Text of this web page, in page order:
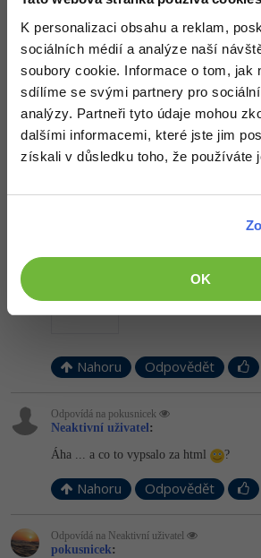
K personalizaci obsahu a reklam,
sociálních médií a analýze naší
soubory cookie. Informace o tom, jak
sdílíme se svými partnery pro
analýzy. Partneři tyto údaje mohou
dalšími informacemi, které jste jim
získali v důsledku toho, že používáte
OK
         </tr>
<?php endwhile; ?>
      </
table>
   </body>
</html>
Mělo by to fungovat, nezkoušel jsem to.
Editováno
Nahoru Odpovědět
Nahoru Odpovědět
Odpovídá na pokusnicek
Neaktivní uživatel:
Áha ... a co to vypsalo za html ?
Nahoru Odpovědět
Odpovídá na Neaktivní uživatel
pokusnicek: